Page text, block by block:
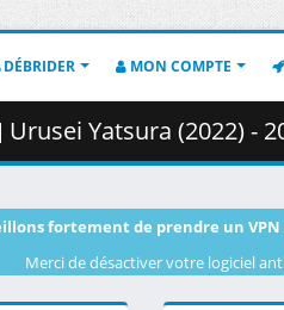
DÉBRIDER MON COMPTE
Yatsura (2022) - 20
fortement de prendre un
Merci de désactiver votre logiciel